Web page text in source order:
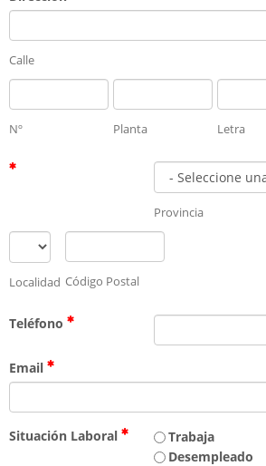
Calle
Nº Planta Letra
Provincia
Localidad Código Postal
Teléfono
Email
Situación Laboral
Trabaja
Desempleado